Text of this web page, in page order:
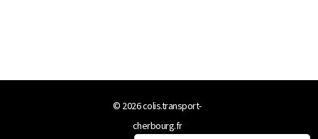
© 2026colis.transport-
cherbourg.fr